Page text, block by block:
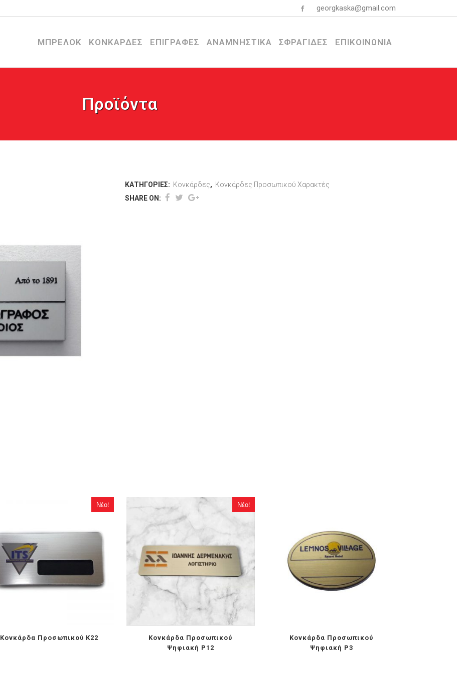
georgkaska@gmail.com
ΜΠΡΕΛΟΚ ΚΟΝΚΑΡΔΕΣ ΕΠΙΓΡΑΦΕΣ ΑΝΑΜΝΗΣΤΙΚΑ ΣΦΡΑΓΙΔΕΣ ΕΠΙΚΟΙΝΩΝΙΑ
Προϊόντα
ΚΑΤΗΓΟΡΊΕΣ: Κονκάρδες, Κονκάρδες Προσωπικού Χαρακτές
SHARE ON:
Νέο!
Κονκάρδα Προσωπικού K22
Νέο!
Κονκάρδα Προσωπικού
Ψηφιακή P12
Κονκάρδα Προσωπικού
Ψηφιακή P3